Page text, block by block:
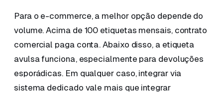
Para o e-commerce, a melhor opção depende do
volume. Acima de 100 etiquetas mensais, contrato
comercial paga conta. Abaixo disso, a etiqueta
avulsa funciona, especialmente para devoluções
esporádicas. Em qualquer caso, integrar via
sistema dedicado vale mais que integrar